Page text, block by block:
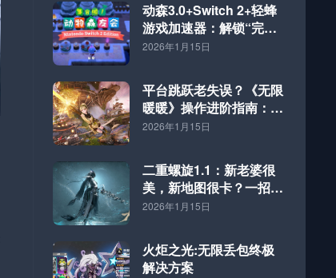
动森3.0+Switch 2+轻蜂
游戏加速器：解锁“完全
体”海岛的终极方案
2026年1月15日
平台跳跃老失误？《无限
暖暖》操作进阶指南：好
网速才是硬道理
2026年1月15日
二重螺旋1.1：新老婆很
美，新地图很卡？一招解
决！
2026年1月15日
火炬之光:无限丢包终极
解决方案